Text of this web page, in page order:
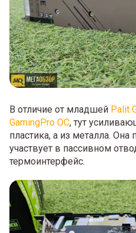
В отличие от младшей Palit
GamingPro OC, тут
пластика, а из металла.
участвует в пассивном
термоинтерфейс.